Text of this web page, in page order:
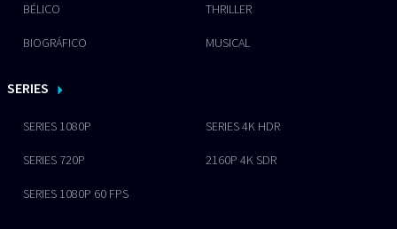
BÉLICO THRILLER
BIOGRÁFICO MUSICAL
SERIES
SERIES 1080P SERIES 4K HDR
SERIES 720P 2160P 4K SDR
SERIES 1080P 60 FPS